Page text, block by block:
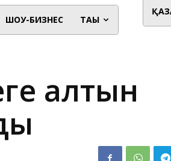
ШОУ-БИЗНЕС ТАҒЫ
алтын